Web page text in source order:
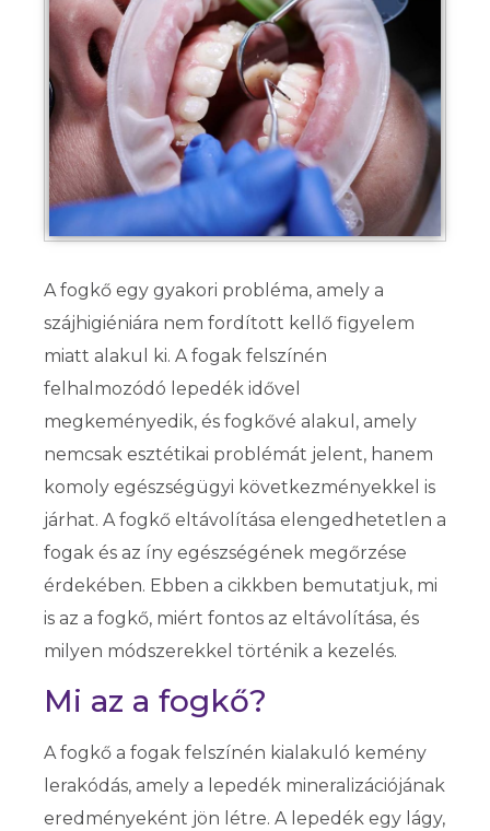
A fogkő egy gyakori probléma, amely a
szájhigiéniára nem fordított kellő figyelem
miatt alakul ki. A fogak felszínén
felhalmozódó lepedék idővel
megkeményedik, és fogkővé alakul, amely
nemcsak esztétikai problémát jelent, hanem
komoly egészségügyi következményekkel is
járhat. A fogkő eltávolítása elengedhetetlen a
fogak és az íny egészségének megőrzése
érdekében. Ebben a cikkben bemutatjuk, mi
is az a fogkő, miért fontos az eltávolítása, és
milyen módszerekkel történik a kezelés.
Mi az a fogkő?
A fogkő a fogak felszínén kialakuló kemény
lerakódás, amely a lepedék mineralizációjának
eredményeként jön létre. A lepedék egy lágy,